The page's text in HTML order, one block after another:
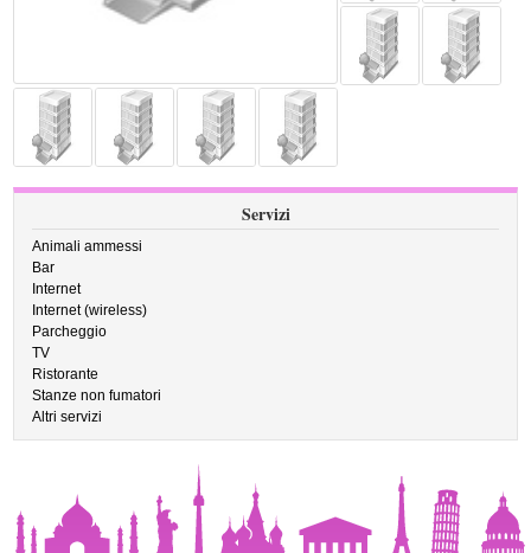
Servizi
Animali ammessi
Bar
Internet
Internet (wireless)
Parcheggio
TV
Ristorante
Stanze non fumatori
Altri servizi